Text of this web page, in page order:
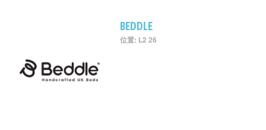
BEDDLE
位置: L2 26